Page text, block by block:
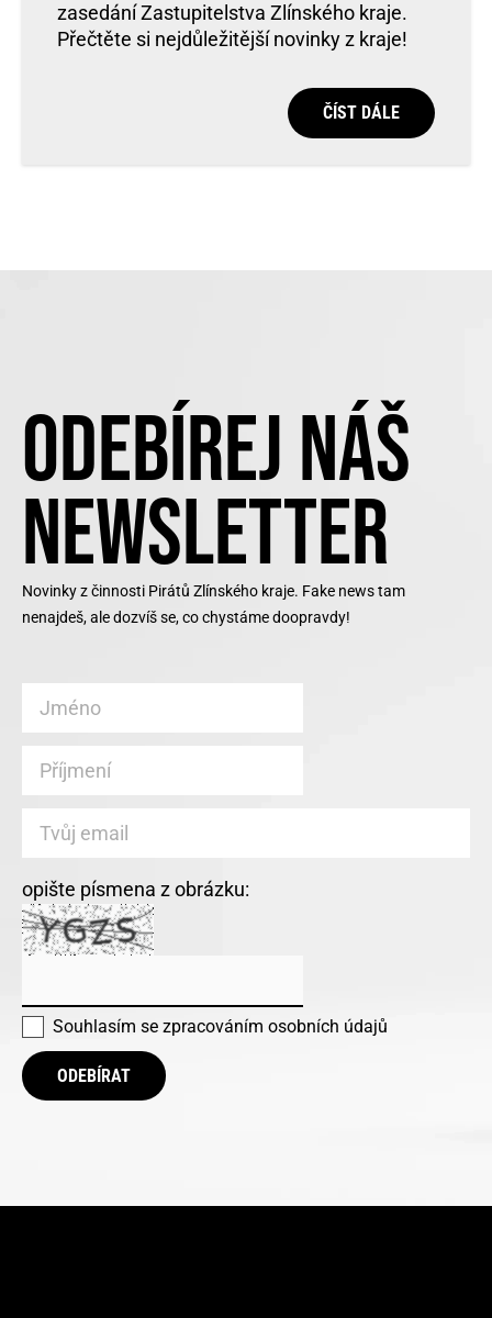
zasedání Zastupitelstva Zlínského kraje.
Přečtěte si nejdůležitější novinky z kraje!
ČÍST DÁLE
ODEBÍREJ NÁŠ
NEWSLETTER
Novinky z činnosti Pirátů Zlínského kraje. Fake news tam
nenajdeš, ale dozvíš se, co chystáme doopravdy!
opište písmena z obrázku:
Souhlasím se zpracováním osobních údajů
ODEBÍRAT